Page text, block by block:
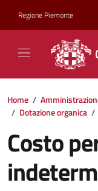
Regione Piemonte
Home /
/ Dotazione organica /
Costo